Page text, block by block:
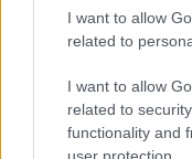
I want to allow
related to
I want to allow
related to
functionality and
user protection.